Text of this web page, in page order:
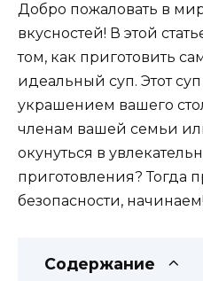
Добро пожаловать в
вкусностей! В этой
том, как приготовить
идеальный суп. Этот
украшением вашего
членам вашей семьи
окунуться в
приготовления? Тогда
безопасности, начинаем!
Содержание